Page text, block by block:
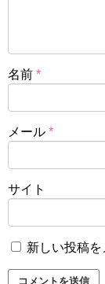
名前 *
メール *
サイト
新しい投稿